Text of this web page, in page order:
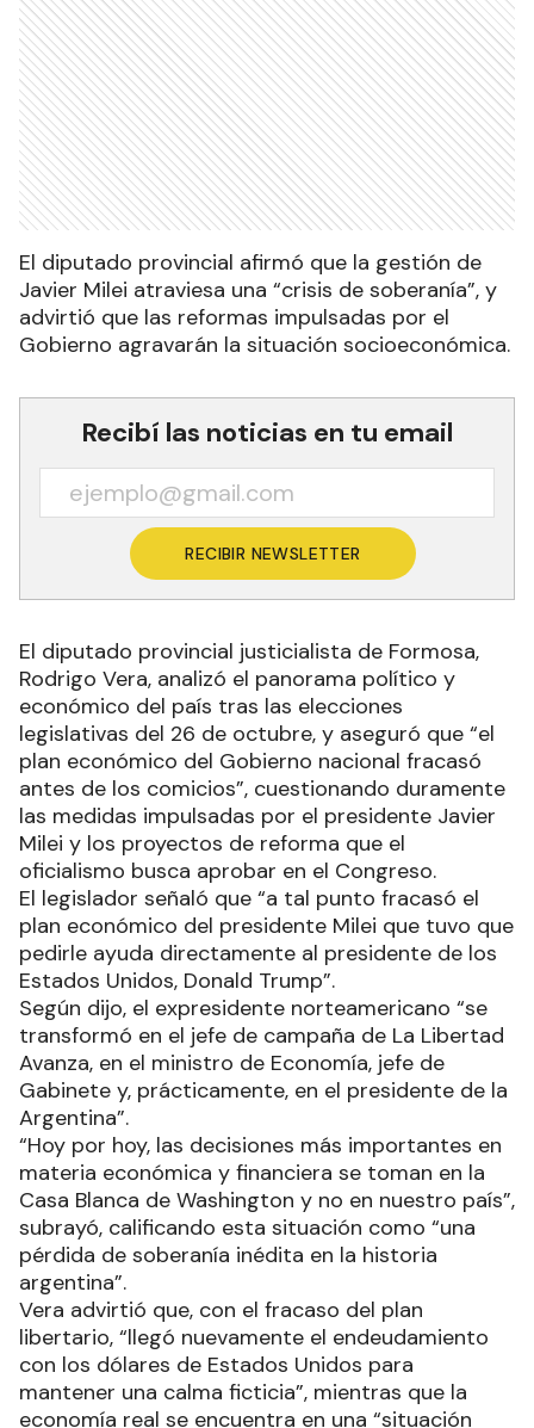
El diputado provincial afirmó que la gestión de
Javier Milei atraviesa una “crisis de soberanía”, y
advirtió que las reformas impulsadas por el
Gobierno agravarán la situación socioeconómica.
Recibí las noticias en tu email
RECIBIR NEWSLETTER
El diputado provincial justicialista de Formosa,
Rodrigo Vera, analizó el panorama político y
económico del país tras las elecciones
legislativas del 26 de octubre, y aseguró que “el
plan económico del Gobierno nacional fracasó
antes de los comicios”, cuestionando duramente
las medidas impulsadas por el presidente Javier
Milei y los proyectos de reforma que el
oficialismo busca aprobar en el Congreso.
El legislador señaló que “a tal punto fracasó el
plan económico del presidente Milei que tuvo que
pedirle ayuda directamente al presidente de los
Estados Unidos, Donald Trump”.
Según dijo, el expresidente norteamericano “se
transformó en el jefe de campaña de La Libertad
Avanza, en el ministro de Economía, jefe de
Gabinete y, prácticamente, en el presidente de la
Argentina”.
“Hoy por hoy, las decisiones más importantes en
materia económica y financiera se toman en la
Casa Blanca de Washington y no en nuestro país”,
subrayó, calificando esta situación como “una
pérdida de soberanía inédita en la historia
argentina”.
Vera advirtió que, con el fracaso del plan
libertario, “llegó nuevamente el endeudamiento
con los dólares de Estados Unidos para
mantener una calma ficticia”, mientras que la
economía real se encuentra en una “situación